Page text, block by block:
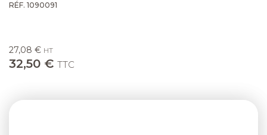
RÉF. 1090091
27,08 € HT
32,50 € TTC